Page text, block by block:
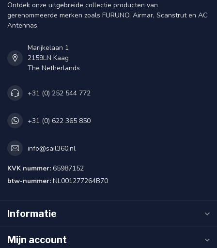
Ontdek onze uitgebreide collectie producten van
gerenommeerde merken zoals FURUNO, Airmar, Scanstrut en AC
Antennas.
Marijkelaan 1
2159LN Kaag
The Netherlands
+31 (0) 252 544 772
+31 (0) 622 365 850
info@sail360.nl
KVK nummer: 65987152
btw-nummer: NL001277264B70
Informatie
Mijn account